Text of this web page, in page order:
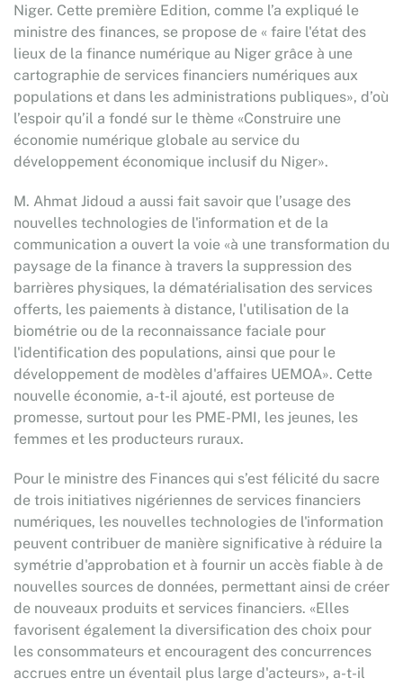
Niger. Cette première Edition, comme l’a expliqué le
ministre des finances, se propose de « faire l'état des
lieux de la finance numérique au Niger grâce à une
cartographie de services financiers numériques aux
populations et dans les administrations publiques», d’où
l’espoir qu’il a fondé sur le thème «Construire une
économie numérique globale au service du
développement économique inclusif du Niger».
M. Ahmat Jidoud a aussi fait savoir que l’usage des
nouvelles technologies de l'information et de la
communication a ouvert la voie «à une transformation du
paysage de la finance à travers la suppression des
barrières physiques, la dématérialisation des services
offerts, les paiements à distance, l'utilisation de la
biométrie ou de la reconnaissance faciale pour
l'identification des populations, ainsi que pour le
développement de modèles d'affaires UEMOA». Cette
nouvelle économie, a-t-il ajouté, est porteuse de
promesse, surtout pour les PME-PMI, les jeunes, les
femmes et les producteurs ruraux.
Pour le ministre des Finances qui s’est félicité du sacre
de trois initiatives nigériennes de services financiers
numériques, les nouvelles technologies de l'information
peuvent contribuer de manière significative à réduire la
symétrie d'approbation et à fournir un accès fiable à de
nouvelles sources de données, permettant ainsi de créer
de nouveaux produits et services financiers. «Elles
favorisent également la diversification des choix pour
les consommateurs et encouragent des concurrences
accrues entre un éventail plus large d'acteurs», a-t-il